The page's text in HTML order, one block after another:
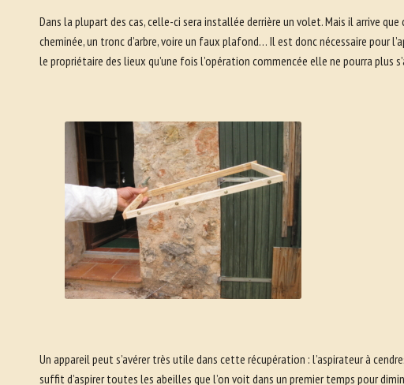
Dans la plupart des cas, celle-ci sera installée derrière un volet. Mais il arrive que
cheminée, un tronc d’arbre, voire un faux plafond… Il est donc nécessaire pour
le propriétaire des lieux qu’une fois l’opération commencée elle ne pourra plus
Un appareil peut s’avérer très utile dans cette récupération : l’aspirateur à
suffit d’aspirer toutes les abeilles que l’on voit dans un premier temps pour